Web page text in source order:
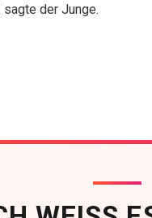
sagte der Junge.